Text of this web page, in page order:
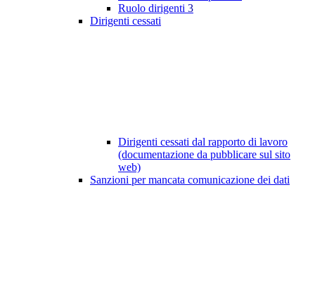
Ruolo dirigenti 3
Dirigenti cessati
Dirigenti cessati dal rapporto di lavoro
(documentazione da pubblicare sul sito
web)
Sanzioni per mancata comunicazione dei dati